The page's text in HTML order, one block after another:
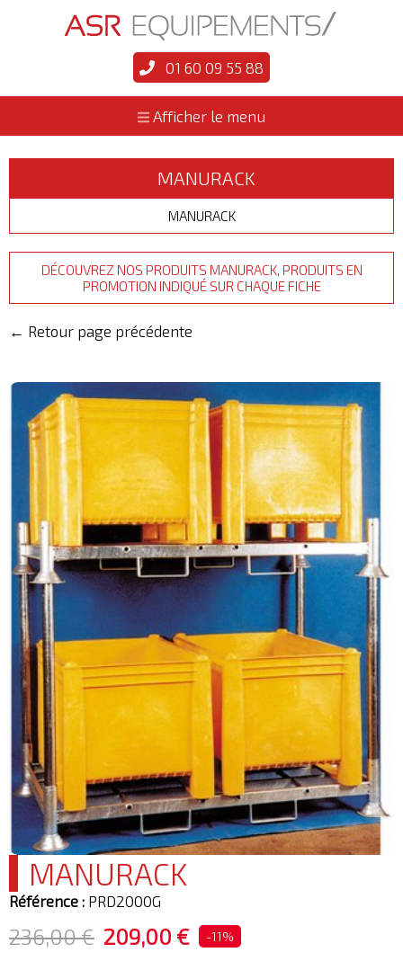
01 60 09 55 88
Afficher le menu
MANURACK
MANURACK
DÉCOUVREZ NOS PRODUITS MANURACK, PRODUITS EN
PROMOTION INDIQUÉ SUR CHAQUE FICHE
← Retour page précédente
MANURACK
Référence : PRD2000G
236,00 € 209,00 € -11%